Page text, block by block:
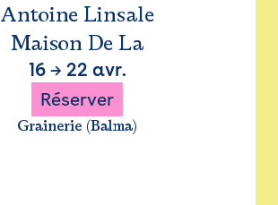
Antoine Linsale
Maison De La
16→ 22 avr.
Réserver
Grainerie (Balma)